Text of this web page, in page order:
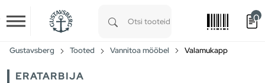
Skip to main content
0
Gustavsberg Tooted Vannitoa mööbel Valamukapp
ERATARBIJA